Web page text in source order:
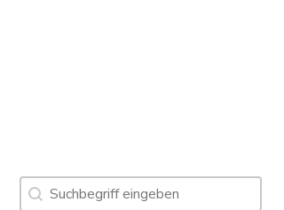
Suche
Search content